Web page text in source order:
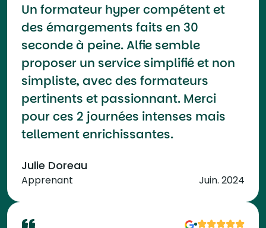
Un formateur hyper compétent et
des émargements faits en 30
seconde à peine. Alfie semble
proposer un service simplifié et non
simpliste, avec des formateurs
pertinents et passionnant. Merci
pour ces 2 journées intenses mais
tellement enrichissantes.
Julie Doreau
Apprenant Juin. 2024